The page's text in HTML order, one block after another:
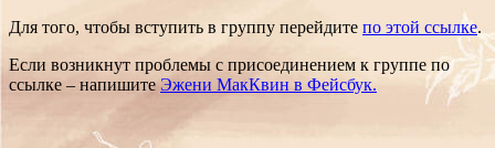
Для того, чтобы вступить в группу перейдите по этой ссылке.
Если возникнут проблемы с присоединением к группе по
ссылке – напишитеЭжени МакКвин в Фейсбук.